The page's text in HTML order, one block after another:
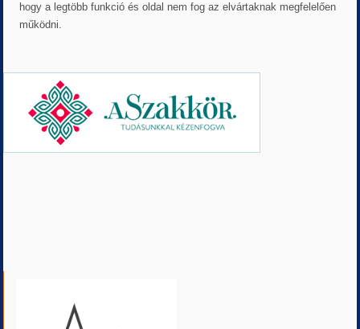
hogy a legtöbb funkció és oldal nem fog az elvártaknak megfelelően
működni.